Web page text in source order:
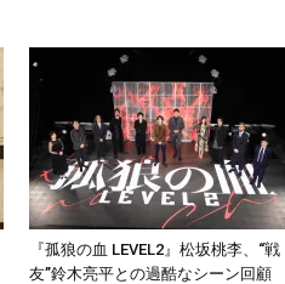
『孤狼の血 LEVEL2』松坂桃李、“戦
友”鈴木亮平との過酷なシーン回顧